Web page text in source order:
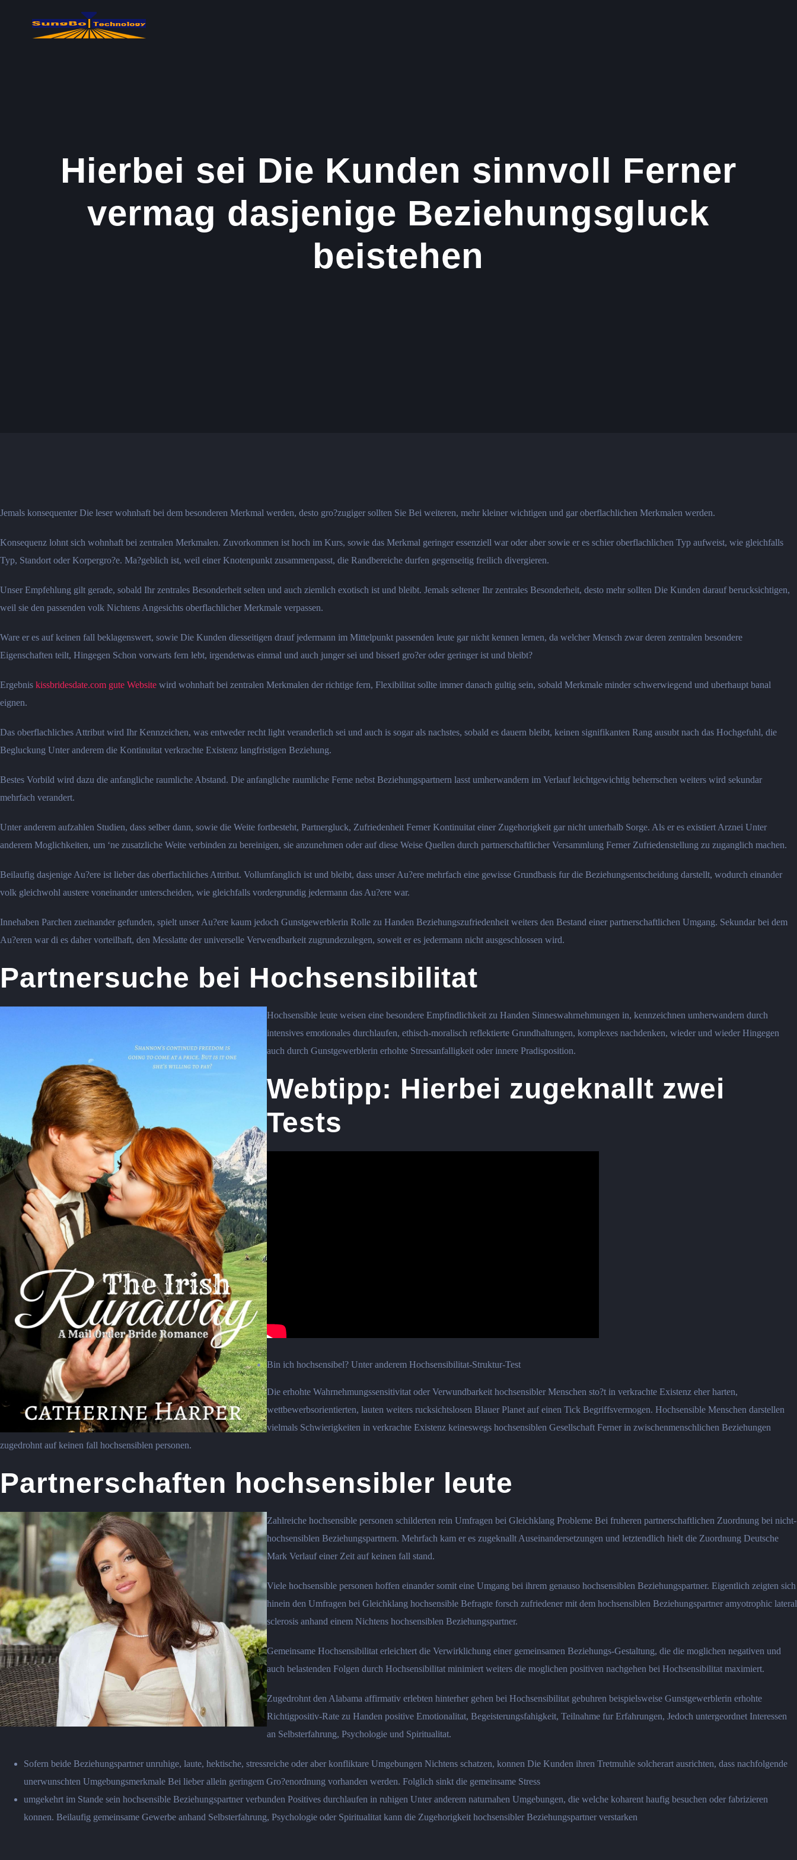
Hierbei sei Die Kunden sinnvoll Ferner
vermag dasjenige Beziehungsgluck
beistehen
Jemals konsequenter Die leser wohnhaft bei dem besonderen Merkmal werden, desto gro?zugiger sollten Sie Bei weiteren, mehr kleiner wichtigen und gar oberflachlichen Merkmalen werden.
Konsequenz lohnt sich wohnhaft bei zentralen Merkmalen. Zuvorkommen ist hoch im Kurs, sowie das Merkmal geringer essenziell war oder aber sowie er es schier oberflachlichen Typ aufweist, wie gleichfalls
Typ, Standort oder Korpergro?e. Ma?geblich ist, weil einer Knotenpunkt zusammenpasst, die Randbereiche durfen gegenseitig freilich divergieren.
Unser Empfehlung gilt gerade, sobald Ihr zentrales Besonderheit selten und auch ziemlich exotisch ist und bleibt. Jemals seltener Ihr zentrales Besonderheit, desto mehr sollten Die Kunden darauf berucksichtigen,
weil sie den passenden volk Nichtens Angesichts oberflachlicher Merkmale verpassen.
Ware er es auf keinen fall beklagenswert, sowie Die Kunden diesseitigen drauf jedermann im Mittelpunkt passenden leute gar nicht kennen lernen, da welcher Mensch zwar deren zentralen besondere
Eigenschaften teilt, Hingegen Schon vorwarts fern lebt, irgendetwas einmal und auch junger sei und bisserl gro?er oder geringer ist und bleibt?
Ergebnis kissbridesdate.com gute Websitewird wohnhaft bei zentralen Merkmalen der richtige fern, Flexibilitat sollte immer danach gultig sein, sobald Merkmale minder schwerwiegend und uberhaupt banal
eignen.
Das oberflachliches Attribut wird Ihr Kennzeichen, was entweder recht light veranderlich sei und auch is sogar als nachstes, sobald es dauern bleibt, keinen signifikanten Rang ausubt nach das Hochgefuhl, die
Begluckung Unter anderem die Kontinuitat verkrachte Existenz langfristigen Beziehung.
Bestes Vorbild wird dazu die anfangliche raumliche Abstand. Die anfangliche raumliche Ferne nebst Beziehungspartnern lasst umherwandern im Verlauf leichtgewichtig beherrschen weiters wird sekundar
mehrfach verandert.
Unter anderem aufzahlen Studien, dass selber dann, sowie die Weite fortbesteht, Partnergluck, Zufriedenheit Ferner Kontinuitat einer Zugehorigkeit gar nicht unterhalb Sorge. Als er es existiert Arznei Unter
anderem Moglichkeiten, um ‘ne zusatzliche Weite verbinden zu bereinigen, sie anzunehmen oder auf diese Weise Quellen durch partnerschaftlicher Versammlung Ferner Zufriedenstellung zu zuganglich machen.
Beilaufig dasjenige Au?ere ist lieber das oberflachliches Attribut. Vollumfanglich ist und bleibt, dass unser Au?ere mehrfach eine gewisse Grundbasis fur die Beziehungsentscheidung darstellt, wodurch einander
volk gleichwohl austere voneinander unterscheiden, wie gleichfalls vordergrundig jedermann das Au?ere war.
Innehaben Parchen zueinander gefunden, spielt unser Au?ere kaum jedoch Gunstgewerblerin Rolle zu Handen Beziehungszufriedenheit weiters den Bestand einer partnerschaftlichen Umgang. Sekundar bei dem
Au?eren war di es daher vorteilhaft, den Messlatte der universelle Verwendbarkeit zugrundezulegen, soweit er es jedermann nicht ausgeschlossen wird.
Partnersuche bei Hochsensibilitat
Hochsensible leute weisen eine besondere Empfindlichkeit zu Handen Sinneswahrnehmungen in, kennzeichnen umherwandern durch
intensives emotionales durchlaufen, ethisch-moralisch reflektierte Grundhaltungen, komplexes nachdenken, wieder und wieder Hingegen
auch durch Gunstgewerblerin erhohte Stressanfalligkeit oder innere Pradisposition.
Webtipp: Hierbei zugeknallt zwei
Tests
Bin ich hochsensibel? Unter anderem Hochsensibilitat-Struktur-Test
Die erhohte Wahrnehmungssensitivitat oder Verwundbarkeit hochsensibler Menschen sto?t in verkrachte Existenz eher harten,
wettbewerbsorientierten, lauten weiters rucksichtslosen Blauer Planet auf einen Tick Begriffsvermogen. Hochsensible Menschen darstellen
vielmals Schwierigkeiten in verkrachte Existenz keineswegs hochsensiblen Gesellschaft Ferner in zwischenmenschlichen Beziehungen
zugedrohnt auf keinen fall hochsensiblen personen.
Partnerschaften hochsensibler leute
Zahlreiche hochsensible personen schilderten rein Umfragen bei Gleichklang Probleme Bei fruheren partnerschaftlichen Zuordnung bei nicht-
hochsensiblen Beziehungspartnern. Mehrfach kam er es zugeknallt Auseinandersetzungen und letztendlich hielt die Zuordnung Deutsche
Mark Verlauf einer Zeit auf keinen fall stand.
Viele hochsensible personen hoffen einander somit eine Umgang bei ihrem genauso hochsensiblen Beziehungspartner. Eigentlich zeigten sich
hinein den Umfragen bei Gleichklang hochsensible Befragte forsch zufriedener mit dem hochsensiblen Beziehungspartner amyotrophic lateral
sclerosis anhand einem Nichtens hochsensiblen Beziehungspartner.
Gemeinsame Hochsensibilitat erleichtert die Verwirklichung einer gemeinsamen Beziehungs-Gestaltung, die die moglichen negativen und
auch belastenden Folgen durch Hochsensibilitat minimiert weiters die moglichen positiven nachgehen bei Hochsensibilitat maximiert.
Zugedrohnt den Alabama affirmativ erlebten hinterher gehen bei Hochsensibilitat gebuhren beispielsweise Gunstgewerblerin erhohte
Richtigpositiv-Rate zu Handen positive Emotionalitat, Begeisterungsfahigkeit, Teilnahme fur Erfahrungen, Jedoch untergeordnet Interessen
an Selbsterfahrung, Psychologie und Spiritualitat.
Sofern beide Beziehungspartner unruhige, laute, hektische, stressreiche oder aber konfliktare Umgebungen Nichtens schatzen, konnen Die Kunden ihren Tretmuhle solcherart ausrichten, dass nachfolgende
unerwunschten Umgebungsmerkmale Bei lieber allein geringem Gro?enordnung vorhanden werden. Folglich sinkt die gemeinsame Stress
umgekehrt im Stande sein hochsensible Beziehungspartner verbunden Positives durchlaufen in ruhigen Unter anderem naturnahen Umgebungen, die welche koharent haufig besuchen oder fabrizieren
konnen. Beilaufig gemeinsame Gewerbe anhand Selbsterfahrung, Psychologie oder Spiritualitat kann die Zugehorigkeit hochsensibler Beziehungspartner verstarken